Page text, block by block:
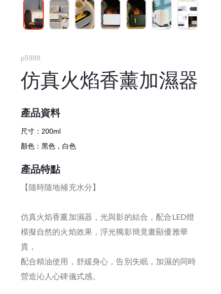
p5988
仿真火焰香薰加濕器
產品資料
尺寸： 200ml
顏色： 黑色，白色
產品特點
【隨時隨地補充水分】
仿真火焰香薰加濕器，光與影的結合，配合LED燈
模擬自然的火焰效果，浮光獨影簡竟畫顯優雅華
貴，
配合精油使用，舒緩身心，告別失眠，加濕的同時
營造沁人心碑儀式感。